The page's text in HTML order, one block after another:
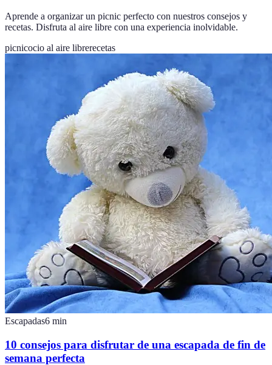
Aprende a organizar un picnic perfecto con nuestros consejos y
recetas. Disfruta al aire libre con una experiencia inolvidable.
picnicocio al aire librerecetas
Escapadas6 min
10 consejos para disfrutar de una escapada de fin de
semana perfecta